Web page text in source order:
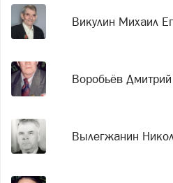
Викулин Михаил
Воробьёв
Вылегжанин